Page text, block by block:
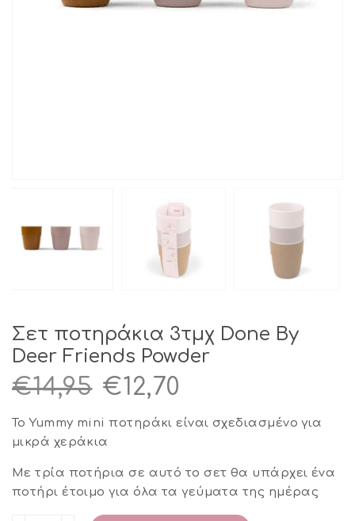
Σετ ποτηράκια 3τμχ Done By
Deer Friends Powder
€14,95 Original
price
was:
€14,95.
€12,70
τρέχουσα
είναι:
€12,70.
Το Yummy mini ποτηράκι είναι σχεδιασμένο για
μικρά χεράκια
Με τρία ποτήρια σε αυτό το σετ θα υπάρχει ένα
ποτήρι έτοιμο για όλα τα γεύματα της ημέρας